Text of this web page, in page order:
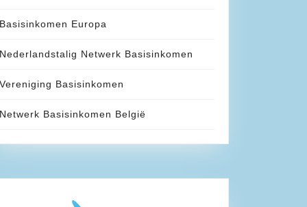
Basisinkomen Europa
Nederlandstalig Netwerk Basisinkomen
Vereniging Basisinkomen
Netwerk Basisinkomen België